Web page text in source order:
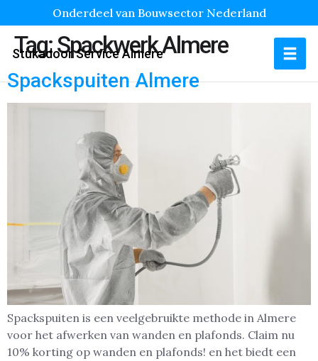
Onderdeel van Bouwsector Nederland
Stukadoor Service Almere
Tag:Spackwerk Almere
Spackspuiten Almere
Spackspuiten is een veelgebruikte methode in Almere
voor het afwerken van wanden en plafonds. Claim nu
10% korting op wanden en plafonds! en het biedt een